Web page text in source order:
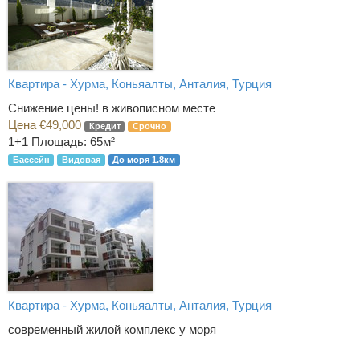
Квартира - Хурма, Коньяалты, Анталия, Турция
Снижение цены! в живописном месте
Цена €49,000
Кредит Срочно
1+1 Площадь: 65м²
Бассейн Видовая До моря 1.8км
Квартира - Хурма, Коньяалты, Анталия, Турция
современный жилой комплекс у моря